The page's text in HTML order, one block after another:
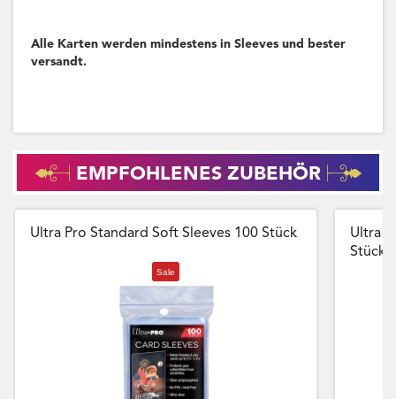
Alle Karten werden mindestens in Sleeves und bester
versandt.
EMPFOHLENES ZUBEHÖR
Ultra Pro Standard Soft Sleeves 100 Stück
Sale
Ultra
Stück